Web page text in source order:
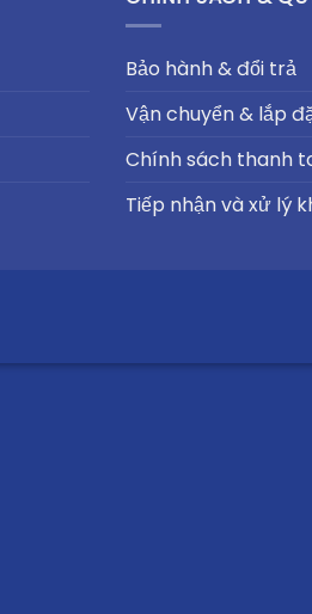
Bảo hành & đổi trả
Vận chuyển & lắp
Chính sách thanh
Tiếp nhận và xử lý